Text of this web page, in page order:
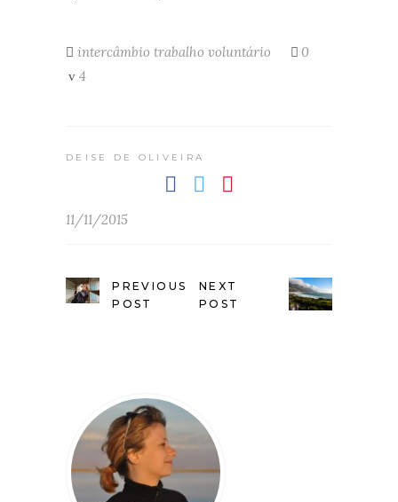
intercâmbio trabalho voluntário
0
4
DEISE DE OLIVEIRA
11/11/2015
PREVIOUS
POST
NEXT
POST